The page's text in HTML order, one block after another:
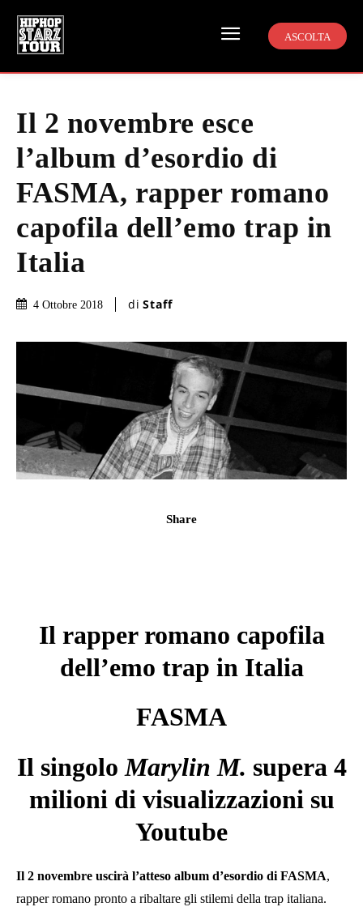
ASCOLTA
Il 2 novembre esce
l’album d’esordio di
FASMA, rapper romano
capofila dell’emo trap in
Italia
4 Ottobre 2018 di Staff
Share
Il rapper romano capofila
dell’emo trap in Italia
FASMA
Il singolo Marylin M. supera 4
milioni di visualizzazioni su
Youtube
Il 2 novembre uscirà l’atteso album d’esordio di FASMA,
rapper romano pronto a ribaltare gli stilemi della trap italiana.